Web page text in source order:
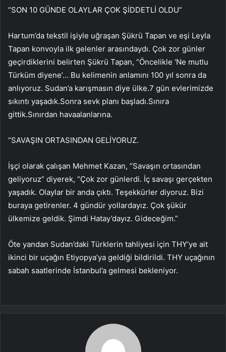
“SON 10 GÜNDE OLAYLAR ÇOK ŞİDDETLİ OLDU”
Hartum’da tekstil işiyle uğraşan Şükrü Tapan ve eşi Leyla
Tapan konvoyla ilk gelenler arasındaydı. Çok zor günler
geçirdiklerini belirten Şükrü Tapan, “Öncelikle ‘Ne mutlu
Türküm diyene’… Bu kelimenin anlamını 100 yıl sonra da
anlıyoruz. Sudan’a karışmasın diye ülke.7 gün evlerimizde
sıkıntı yaşadık.Sonra sevk planı başladı.Sınıra
gittik.Sınırdan havaalanlarına.
“SAVAŞIN ORTASINDAN GELİYORUZ.
İşçi olarak çalışan Mehmet Kazan, “Savaşın ortasından
geliyoruz” diyerek, “Çok zor günlerdi. İç savaşı gerçekten
yaşadık. Olaylar bir anda çıktı. Teşekkürler diyoruz. Bizi
buraya getirenler. 4 gündür yollardayız. Çok şükür
ülkemize geldik. Şimdi Hatay’dayız. Gideceğim.”
Öte yandan Sudan’daki Türklerin tahliyesi için THY’ye ait
ikinci bir uçağın Etiyopya’ya geldiği bildirildi. THY uçağının
sabah saatlerinde İstanbul’a gelmesi bekleniyor.